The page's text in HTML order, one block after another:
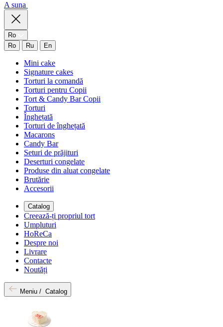
A suna
Ro
Ro
Ru En
Mini cake
Signature cakes
Torturi la comandă
Torturi pentru Copii
Tort & Candy Bar Copii
Torturi
Înghețată
Torturi de înghețată
Macarons
Candy Bar
Seturi de prăjituri
Deserturi congelate
Produse din aluat congelate
Brutărie
Accesorii
Catalog
Creează-ți propriul tort
Umpluturi
HoReCa
Despre noi
Livrare
Contacte
Noutăți
Meniu / Catalog